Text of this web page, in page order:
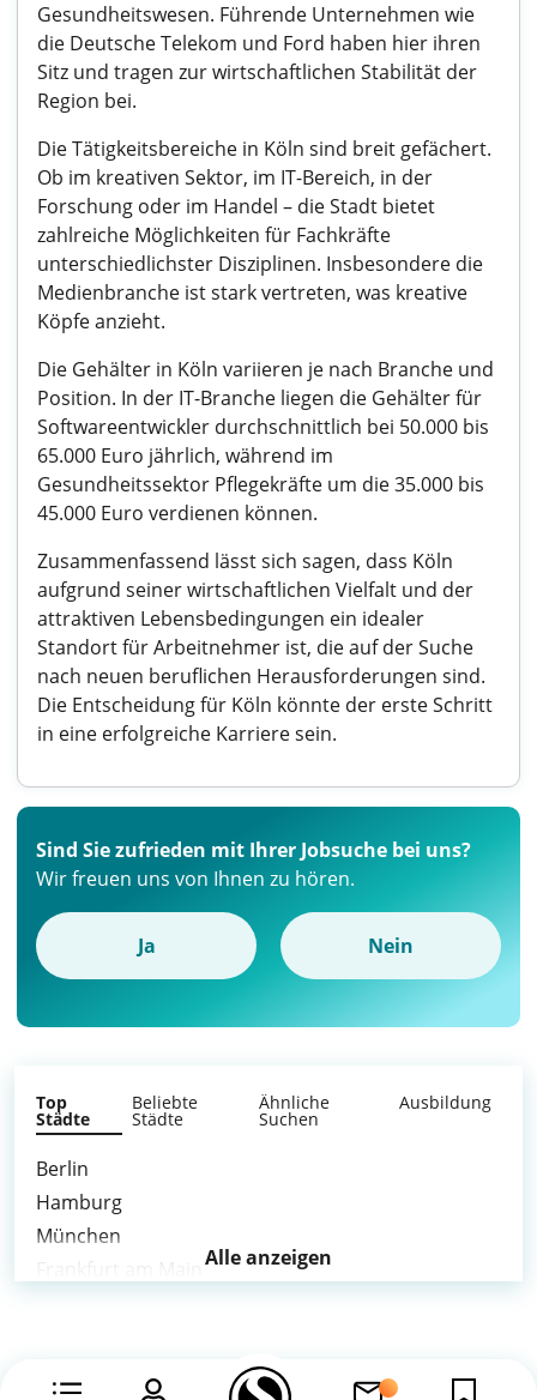
Gesundheitswesen. Führende Unternehmen wie
die Deutsche Telekom und Ford haben hier ihren
Sitz und tragen zur wirtschaftlichen Stabilität der
Region bei.
Die Tätigkeitsbereiche in Köln sind breit gefächert.
Ob im kreativen Sektor, im IT-Bereich, in der
Forschung oder im Handel – die Stadt bietet
zahlreiche Möglichkeiten für Fachkräfte
unterschiedlichster Disziplinen. Insbesondere die
Medienbranche ist stark vertreten, was kreative
Köpfe anzieht.
Die Gehälter in Köln variieren je nach Branche und
Position. In der IT-Branche liegen die Gehälter für
Softwareentwickler durchschnittlich bei 50.000 bis
65.000 Euro jährlich, während im
Gesundheitssektor Pflegekräfte um die 35.000 bis
45.000 Euro verdienen können.
Zusammenfassend lässt sich sagen, dass Köln
aufgrund seiner wirtschaftlichen Vielfalt und der
attraktiven Lebensbedingungen ein idealer
Standort für Arbeitnehmer ist, die auf der Suche
nach neuen beruflichen Herausforderungen sind.
Die Entscheidung für Köln könnte der erste Schritt
in eine erfolgreiche Karriere sein.
Sind Sie zufrieden mit Ihrer Jobsuche bei uns?
Wir freuen uns von Ihnen zu hören.
Ja Nein
Top
Städte
Beliebte
Städte
Ähnliche
Suchen
Ausbildung
Berlin
Hamburg
München
Alle anzeigen